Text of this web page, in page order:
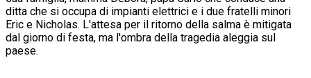
ditta che si occupa di impianti elettrici e i due fratelli minori
Eric e Nicholas. L'attesa per il ritorno della salma è mitigata
dal giorno di festa, ma l'ombra della tragedia aleggia sul
paese.